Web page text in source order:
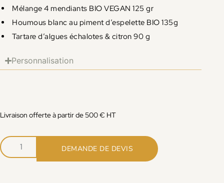
Mélange 4 mendiants BIO VEGAN 125 gr
Houmous blanc au piment d’espelette BIO 135g
Tartare d’algues échalotes & citron 90 g
Personnalisation
Livraison offerte à partir de 500 € HT
DEMANDE DE DEVIS